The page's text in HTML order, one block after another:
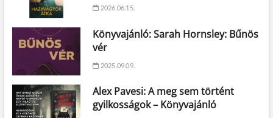
2026.06.15.
Könyvajánló: Sarah Hornsley: Bűnös
vér
2025.09.09.
Alex Pavesi: A meg sem történt
gyilkosságok – Könyvajánló